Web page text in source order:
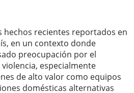
hechos recientes reportados en
en un contexto donde
preocupación por el
especialmente
de alto valor como equipos
domésticas alternativas